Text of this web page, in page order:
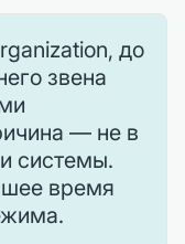
до
звена
— не в
системы.
время